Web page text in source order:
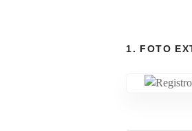
1. FOTO